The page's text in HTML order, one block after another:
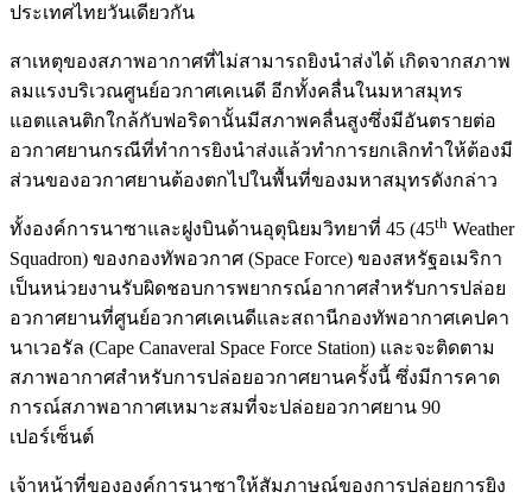
ประเทศไทยวันเดียวกัน
สาเหตุของสภาพอากาศที่ไม่สามารถยิงนำส่งได้ เกิดจากสภาพ
ลมแรงบริเวณศูนย์อวกาศเคเนดี อีกทั้งคลื่นในมหาสมุทร
แอตแลนติกใกล้กับฟอริดานั้นมีสภาพคลื่นสูงซึ่งมีอันตรายต่อ
อวกาศยานกรณีที่ทำการยิงนำส่งแล้วทำการยกเลิกทำให้ต้องมี
ส่วนของอวกาศยานต้องตกไปในพื้นที่ของมหาสมุทรดังกล่าว
ทั้งองค์การนาซาและฝูงบินด้านอุตุนิยมวิทยาที่ 45 (45th Weather
Squadron) ของกองทัพอวกาศ (Space Force) ของสหรัฐอเมริกา
เป็นหน่วยงานรับผิดชอบการพยากรณ์อากาศสำหรับการปล่อย
อวกาศยานที่ศูนย์อวกาศเคเนดีและสถานีกองทัพอากาศเคปคา
นาเวอรัล (Cape Canaveral Space Force Station) และจะติดตาม
สภาพอากาศสำหรับการปล่อยอวกาศยานครั้งนี้ ซึ่งมีการคาด
การณ์สภาพอากาศเหมาะสมที่จะปล่อยอวกาศยาน 90
เปอร์เซ็นต์
เจ้าหน้าที่ขององค์การนาซาให้สัมภาษณ์ของการปล่อยการยิง